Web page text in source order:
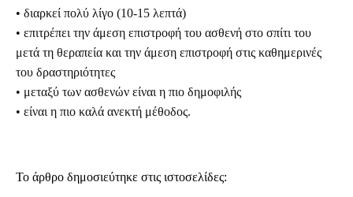
• διαρκεί πολύ λίγο (10-15 λεπτά)
• επιτρέπει την άμεση επιστροφή του ασθενή στο σπίτι του
μετά τη θεραπεία και την άμεση επιστροφή στις καθημερινές
του δραστηριότητες
• μεταξύ των ασθενών είναι η πιο δημοφιλής
• είναι η πιο καλά ανεκτή μέθοδος.
Το άρθρο δημοσιεύτηκε στις ιστοσελίδες: